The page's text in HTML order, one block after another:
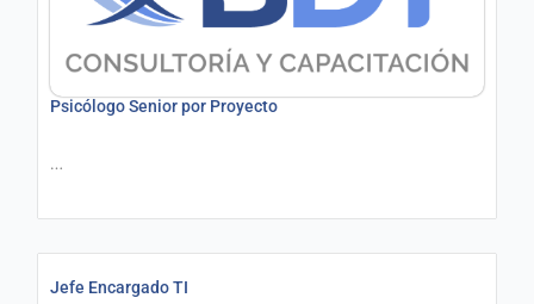
Psicólogo Senior por Proyecto
…
Jefe Encargado TI